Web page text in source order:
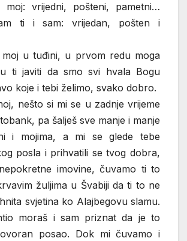
moj: vrijedni, pošteni, pametni…
ti i sam: vrijedan, pošten i
u tuđini, u prvom redu moga
ti javiti da smo svi hvala Bogu
koje i tebi želimo, svako dobro.
nešto si mi se u zadnje vrijeme
pa šalješ sve manje i manje
i mojima, a mi se glede tebe
posla i prihvatili se tvog dobra,
imovine, čuvamo ti to
žuljima u Švabiji da ti to ne
svjetina ko Alajbegovu slamu.
moraš i sam priznat da je to
posao. Dok mi čuvamo i